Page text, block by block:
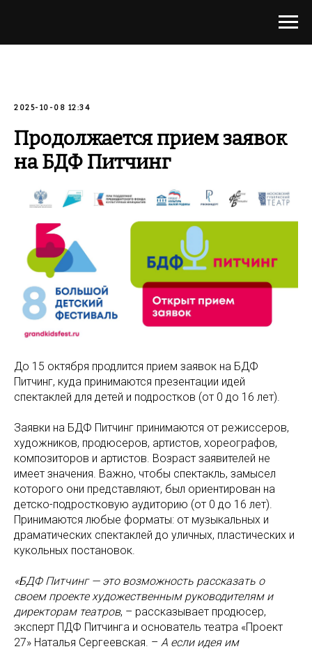
2025-10-08 12:34
Продолжается прием заявок
на БДФ Питчинг
До 15 октября продлится прием заявок на БДФ
Питчинг, куда принимаются презентации идей
спектаклей для детей и подростков (от 0 до 16 лет).
Заявки на БДФ Питчинг принимаются от режиссеров,
художников, продюсеров, артистов, хореографов,
композиторов и артистов. Возраст заявителей не
имеет значения. Важно, чтобы спектакль, замысел
которого они представляют, был ориентирован на
детско-подростковую аудиторию (от 0 до 16 лет).
Принимаются любые форматы: от музыкальных и
драматических спектаклей до уличных, пластических и
кукольных постановок.
«БДФ Питчинг — это возможность рассказать о
своем проекте художественным руководителям и
директорам театров, – рассказывает продюсер,
эксперт ПДФ Питчинга и основатель театра «Проект
27» Наталья Сергеевская. – А если идея им